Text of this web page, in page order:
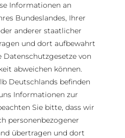
Informationen an
Bundeslandes, Ihrer
anderer staatlicher
und dort aufbewahrt
Datenschutzgesetze von
abweichen können.
Deutschlands befinden
Informationen zur
Sie bitte, dass wir
personenbezogener
übertragen und dort